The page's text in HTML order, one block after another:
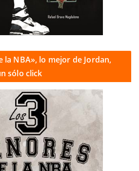
la NBA», lo mejor de Jordan,
sólo click